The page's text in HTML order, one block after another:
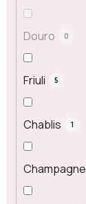
Douro 0
Friuli 5
Chablis 1
Champagne